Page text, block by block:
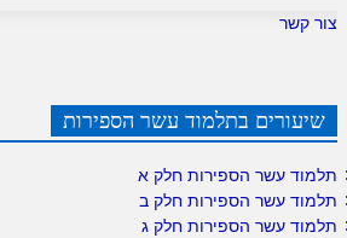
צור קשר
שיעורים בתלמוד עשר הספירות
תלמוד עשר הספירות חלק א
תלמוד עשר הספירות חלק ב
תלמוד עשר הספירות חלק ג